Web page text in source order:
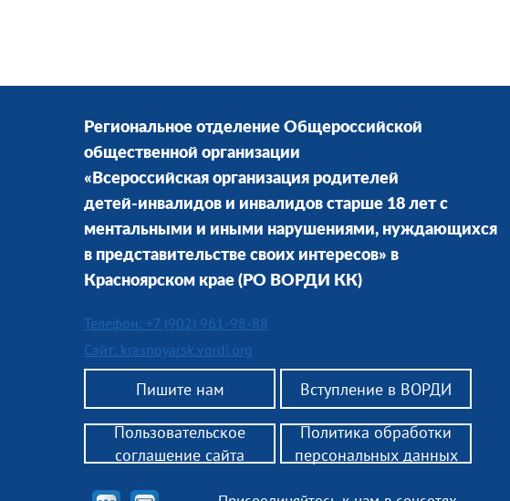
Региональное отделение Общероссийской
общественной организации
«Всероссийская организация родителей
детей-инвалидов и инвалидов старше 18 лет с
ментальными и иными нарушениями, нуждающихся
в представительстве своих интересов» в
Красноярском крае (РО ВОРДИ КК)
Телефон: +7 (902) 961-98-88
Сайт: krasnoyarsk.vordi.org
Пишите нам Вступление в ВОРДИ
Пользовательское
соглашение сайта
Политика обработки
персональных данных